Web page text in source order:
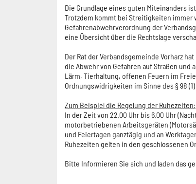
Die Grundlage eines guten Miteinanders
Trotzdem kommt bei Streitigkeiten immer
Gefahrenabwehrverordnung der
eine Übersicht über die Rechtslage
Der Rat der Verbandsgemeinde Vorharz
die Abwehr von Gefahren auf Straßen
Lärm, Tierhaltung, offenen Feuern im
Ordnungswidrigkeiten im Sinne des § 98
Zum Beispiel die Regelung der Ruhezeiten:
In der Zeit von 22.00 Uhr bis 6.00 Uhr
motorbetriebenen Arbeitsgeräten
und Feiertagen ganztägig und an
Ruhezeiten gelten in den geschlossenen
Bitte Informieren Sie sich und laden das